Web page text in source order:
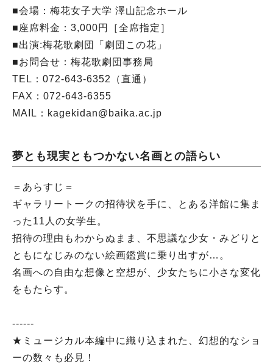
■会場：梅花女子大学 澤山記念ホール
■座席料金：3,000円［全席指定］
■出演:梅花歌劇団「劇団この花」
■お問合せ：梅花歌劇団事務局
TEL：072-643-6352（直通）
FAX：072-643-6355
MAIL：kagekidan@baika.ac.jp
夢とも現実ともつかない名画との語らい
＝あらすじ＝
ギャラリートークの招待状を手に、とある洋館に集ま
った11人の女学生。
招待の理由もわからぬまま、不思議な少女・みどりと
ともになじみのない絵画鑑賞に乗り出すが…。
名画への自由な想像と空想が、少女たちに小さな変化
をもたらす。
------
★ミュージカル本編中に織り込まれた、幻想的なショ
ーの数々も必見！